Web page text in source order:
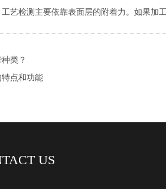
艺检测主要依靠表面层的附着力。如果加
类？
点和功能
US